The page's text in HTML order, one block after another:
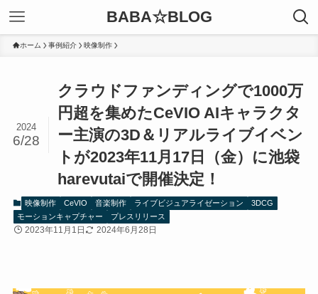
BABA☆BLOG
ホーム 事例紹介 映像制作
クラウドファンディングで1000万
円超を集めたCeVIO AIキャラクタ
ー主演の3D＆リアルライブイベン
トが2023年11月17日（金）に池袋
harevutaiで開催決定！
2024
6/28
映像制作 CeVIO 音楽制作 ライブビジュアライゼーション
3DCG
モーションキャプチャー
プレスリリース
2023年11月1日 2024年6月28日